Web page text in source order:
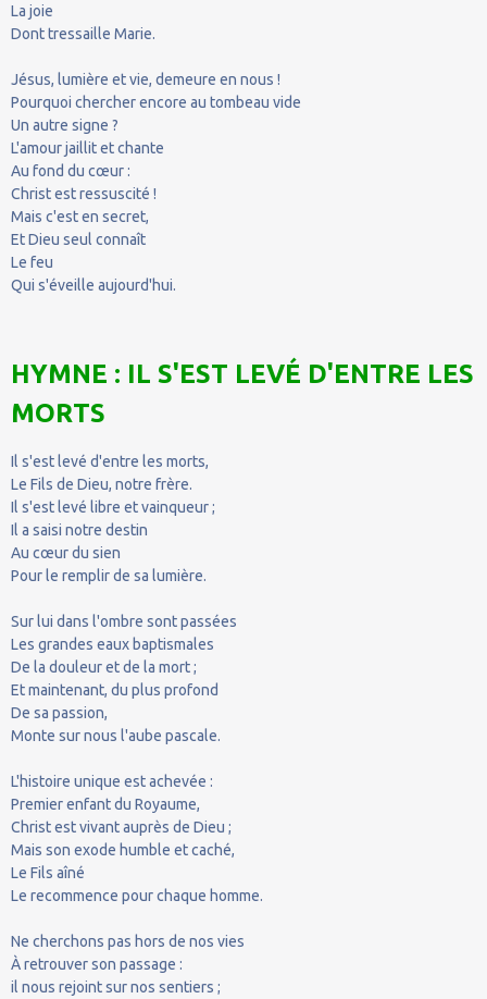
La joie
Dont tressaille Marie.
Jésus, lumière et vie, demeure en nous !
Pourquoi chercher encore au tombeau vide
Un autre signe ?
L'amour jaillit et chante
Au fond du cœur :
Christ est ressuscité !
Mais c'est en secret,
Et Dieu seul connaît
Le feu
Qui s'éveille aujourd'hui.
HYMNE : IL S'EST LEVÉ D'ENTRE LES
MORTS
Il s'est levé d'entre les morts,
Le Fils de Dieu, notre frère.
Il s'est levé libre et vainqueur ;
Il a saisi notre destin
Au cœur du sien
Pour le remplir de sa lumière.
Sur lui dans l'ombre sont passées
Les grandes eaux baptismales
De la douleur et de la mort ;
Et maintenant, du plus profond
De sa passion,
Monte sur nous l'aube pascale.
L'histoire unique est achevée :
Premier enfant du Royaume,
Christ est vivant auprès de Dieu ;
Mais son exode humble et caché,
Le Fils aîné
Le recommence pour chaque homme.
Ne cherchons pas hors de nos vies
À retrouver son passage :
il nous rejoint sur nos sentiers ;